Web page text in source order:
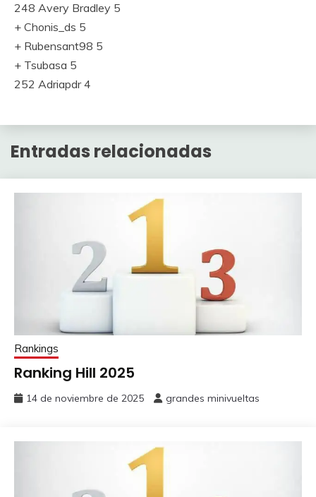
248 Avery Bradley 5
+ Chonis_ds 5
+ Rubensant98 5
+ Tsubasa 5
252 Adriapdr 4
Entradas relacionadas
Rankings
Ranking Hill 2025
14 de noviembre de 2025 grandes minivueltas